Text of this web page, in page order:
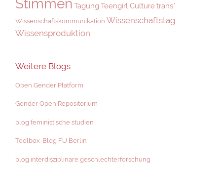
Stimmen Tagung Teengirl Culturetrans*
Wissenschaftskommunikation Wissenschaftstag
Wissensproduktion
Weitere Blogs
Open Gender Platform
Gender Open Repositorium
blog feministische studien
Toolbox-Blog FU Berlin
blog interdisziplinäre geschlechterforschung